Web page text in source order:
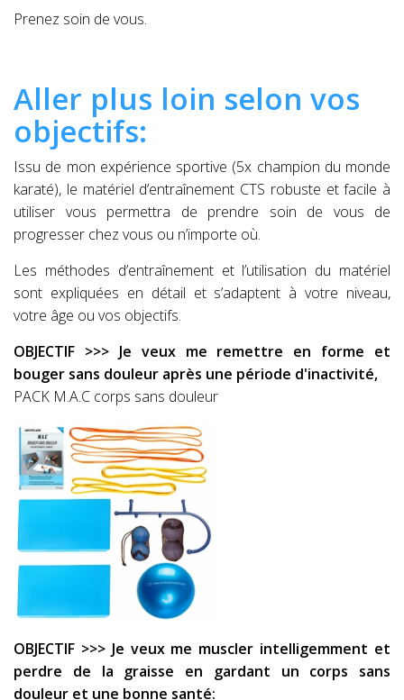
Prenez soin de vous.
Aller plus loin selon vos
objectifs:
Issu de mon expérience sportive (5x champion du monde
karaté), le matériel d’entraînement CTS robuste et facile à
utiliser vous permettra de prendre soin de vous de
progresser chez vous ou n’importe où.
Les méthodes d’entraînement et l’utilisation du matériel
sont expliquées en détail et s’adaptent à votre niveau,
votre âge ou vos objectifs.
OBJECTIF >>> Je veux me remettre en forme et
bouger sans douleur après une période d'inactivité,
PACK M.A.C corps sans douleur
OBJECTIF >>> Je veux me muscler intelligemment et
perdre de la graisse en gardant un corps sans
douleur et une bonne santé: